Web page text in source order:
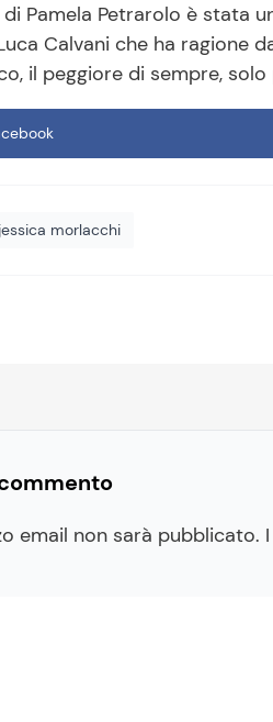
Pamela Petrarolo è stata
Calvani che ha ragione
il peggiore di sempre,
jessica morlacchi
email non sarà pubblicato.